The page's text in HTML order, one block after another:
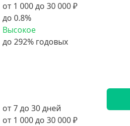
от 1 000 до 30 000 ₽
до 0.8%
Высокое
от 7 до 30 дней
от 1 000 до 30 000 ₽